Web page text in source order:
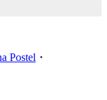
Postel ・